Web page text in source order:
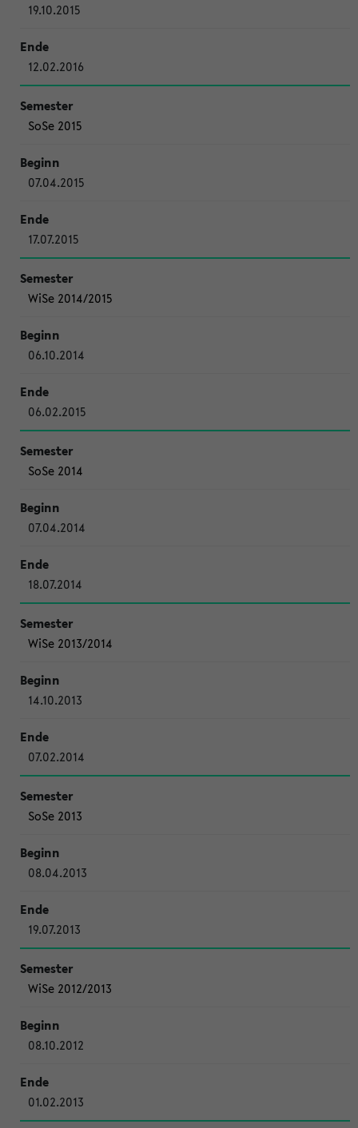
19.10.2015
12.02.2016
SoSe 2015
07.04.2015
17.07.2015
WiSe 2014/2015
06.10.2014
06.02.2015
SoSe 2014
07.04.2014
18.07.2014
WiSe 2013/2014
14.10.2013
07.02.2014
SoSe 2013
08.04.2013
19.07.2013
WiSe 2012/2013
08.10.2012
01.02.2013